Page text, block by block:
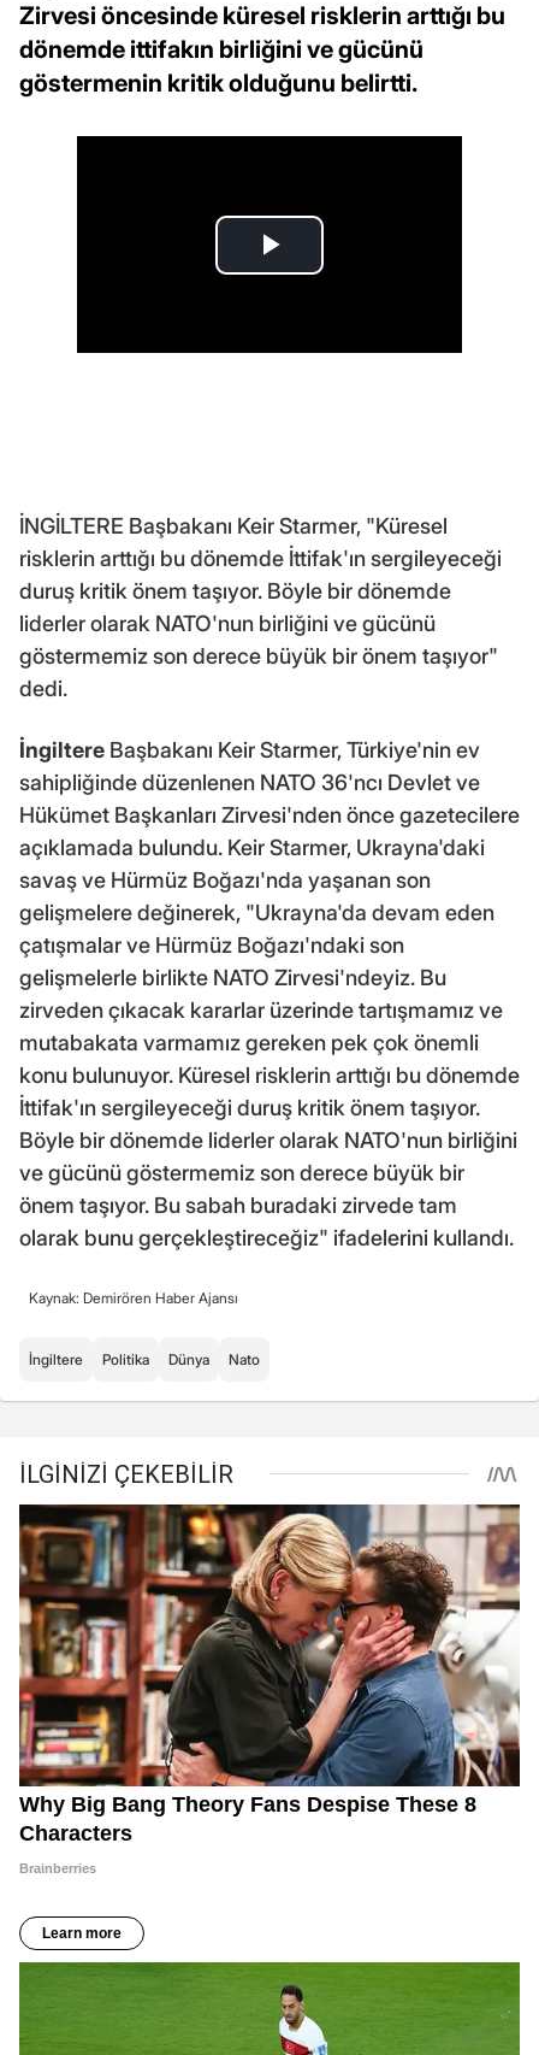
Zirvesi öncesinde küresel risklerin arttığı bu
dönemde ittifakın birliğini ve gücünü
göstermenin kritik olduğunu belirtti.
İNGİLTERE Başbakanı Keir Starmer, "Küresel
risklerin arttığı bu dönemde İttifak'ın sergileyeceği
duruş kritik önem taşıyor. Böyle bir dönemde
liderler olarak NATO'nun birliğini ve gücünü
göstermemiz son derece büyük bir önem taşıyor"
dedi.
İngiltere Başbakanı Keir Starmer, Türkiye'nin ev
sahipliğinde düzenlenen NATO 36'ncı Devlet ve
Hükümet Başkanları Zirvesi'nden önce gazetecilere
açıklamada bulundu. Keir Starmer, Ukrayna'daki
savaş ve Hürmüz Boğazı'nda yaşanan son
gelişmelere değinerek, "Ukrayna'da devam eden
çatışmalar ve Hürmüz Boğazı'ndaki son
gelişmelerle birlikte NATO Zirvesi'ndeyiz. Bu
zirveden çıkacak kararlar üzerinde tartışmamız ve
mutabakata varmamız gereken pek çok önemli
konu bulunuyor. Küresel risklerin arttığı bu dönemde
İttifak'ın sergileyeceği duruş kritik önem taşıyor.
Böyle bir dönemde liderler olarak NATO'nun birliğini
ve gücünü göstermemiz son derece büyük bir
önem taşıyor. Bu sabah buradaki zirvede tam
olarak bunu gerçekleştireceğiz" ifadelerini kullandı.
Kaynak: Demirören Haber Ajansı
İngiltere Politika Dünya Nato